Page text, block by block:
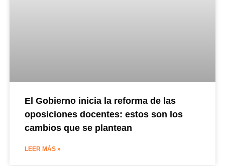
El Gobierno inicia la reforma de las
oposiciones docentes: estos son los
cambios que se plantean
LEER MÁS »